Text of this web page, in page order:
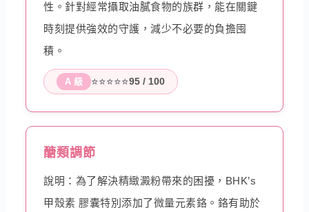
性。針對經常攝取油膩食物的族群，能在關鍵
時刻提供強效的守護，減少不必要的負擔囤
積。
A 級 ⭐⭐⭐⭐⭐95 / 100
醣類調節
說明：為了解決精緻澱粉帶來的困擾，BHK’s
甲殼素 膠囊特別添加了微量元素鉻。鉻有助於